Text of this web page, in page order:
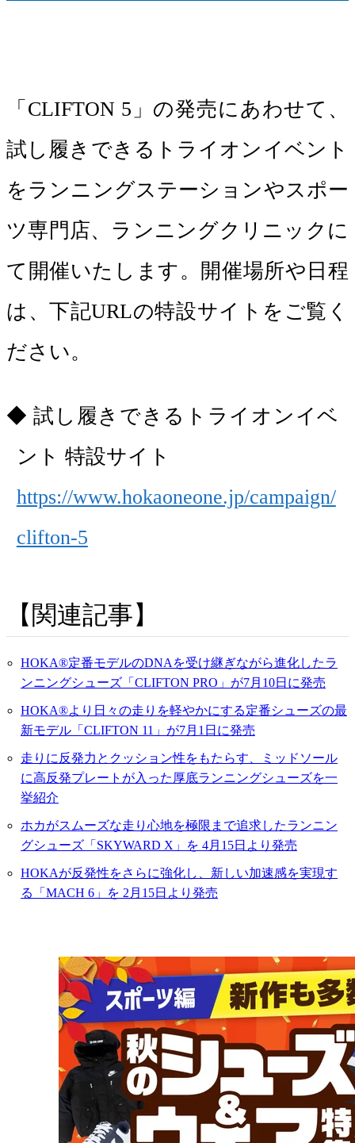
「CLIFTON 5」の発売にあわせて、
試し履きできるトライオンイベント
をランニングステーションやスポー
ツ専門店、ランニングクリニックに
て開催いたします。開催場所や日程
は、下記URLの特設サイトをご覧く
ださい。
試し履きできるトライオンイベ
ント 特設サイト
https://www.hokaoneone.jp/campaign/
clifton-5
関連記事
HOKA®定番モデルのDNAを受け継ぎながら進化したラ
ンニングシューズ「CLIFTON PRO」が7月10日に発売
HOKA®より日々の走りを軽やかにする定番シューズの最
新モデル「CLIFTON 11」が7月1日に発売
走りに反発力とクッション性をもたらす、ミッドソール
に高反発プレートが入った厚底ランニングシューズを一
挙紹介
ホカがスムーズな走り心地を極限まで追求したランニン
グシューズ「SKYWARD X」を 4月15日より発売
HOKAが反発性をさらに強化し、新しい加速感を実現す
る「MACH 6」を 2月15日より発売